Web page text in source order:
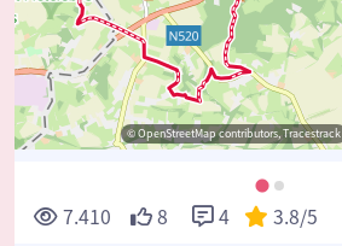
© OpenStreetMap contributors, Tracestrack
7.410 8 4 3.8/5